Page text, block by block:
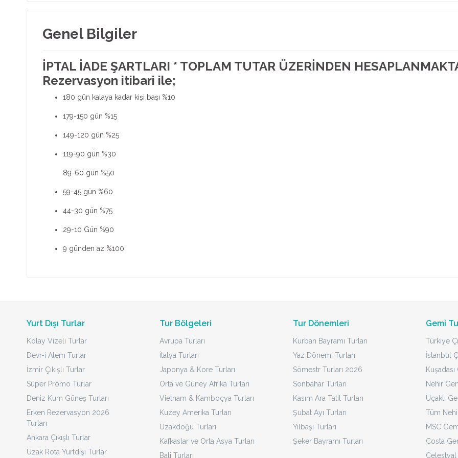
Genel Bilgiler
İPTAL İADE ŞARTLARI * TOPLAM TUTAR ÜZERİNDEN
Rezervasyon itibari ile;
180 gün kalaya kadar kişi başı %10
179-150 gün %15
149-120 gün %25
119-90 gün %30
89-60 gün %50
59-45 gün %60
44-30 gün %75
29-10 Gün %90
9 günden az %100
Yurt Dışı Turlar
Kolay Vizeli Turlar
Devr-i Alem Turlar
İzmir Çıkışlı Turlar
Süper Promo Turlar
Deniz Kum Güneş Turları
Erken Rezervasyon 2026
Turları
Ankara Çıkışlı Turlar
Uzak Rota Yurtdışı Turlar
Tur Bölgeleri
Avrupa Turları
İtalya Turları
Japonya & Kore Turları
Orta ve Güney Afrika Turları
Vietnam & Kamboçya Turları
Kuzey Amerika Turları
Uzakdoğu Turları
Kafkaslar ve Orta Asya Turları
Bali Turları
Tur Dönemleri
Kurban Bayramı Turları
Yaz Dönemi Turları
Sömestr Turları 2026
Sonbahar Turları
Kasım Ara Tatil Turları
Şubat Ayı Turları
Yılbaşı Turları
Şeker Bayramı Turları
Gemi
Türkiye
İstanbul
Kuşadası
Nehir
Uçaklı
Tüm
MSC
Costa
Celestyal